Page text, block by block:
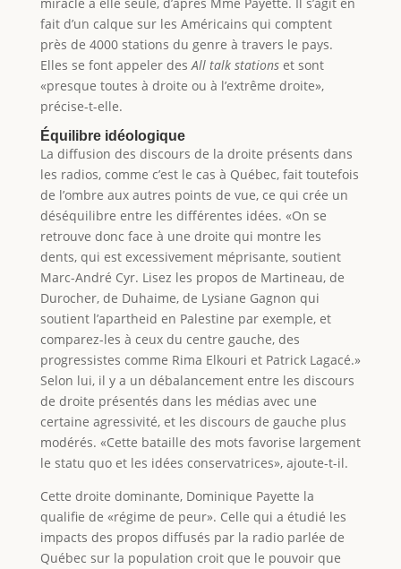
fait d’un calque sur les Américains qui comptent
près de 4000 stations du genre à travers le pays.
Elles se font appeler des All talk stations et sont
«presque toutes à droite ou à l’extrême droite»,
précise-t-elle.
Équilibre idéologique
La diffusion des discours de la droite présents dans
les radios, comme c’est le cas à Québec, fait toutefois
de l’ombre aux autres points de vue, ce qui crée un
déséquilibre entre les différentes idées. «On se
retrouve donc face à une droite qui montre les
dents, qui est excessivement méprisante, soutient
Marc-André Cyr. Lisez les propos de Martineau, de
Durocher, de Duhaime, de Lysiane Gagnon qui
soutient l’apartheid en Palestine par exemple, et
comparez-les à ceux du centre gauche, des
progressistes comme Rima Elkouri et Patrick Lagacé.»
Selon lui, il y a un débalancement entre les discours
de droite présentés dans les médias avec une
certaine agressivité, et les discours de gauche plus
modérés. «Cette bataille des mots favorise largement
le statu quo et les idées conservatrices», ajoute-t-il.
Cette droite dominante, Dominique Payette la
qualifie de «régime de peur». Celle qui a étudié les
impacts des propos diffusés par la radio parlée de
Québec sur la population croit que le pouvoir que